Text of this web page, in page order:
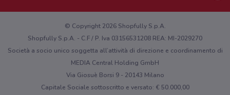
Hai un malfunzionamento sul web o sull'app?
© Copyright 2026 Shopfully S.p.A.
Shopfully S.p.A. - C.F / P. Iva 03156531208 REA: MI-2029270
Società a socio unico soggetta all’attività di direzione e coordinamento di
MEDIA Central Holding GmbH
Via Giosuè Borsi 9 - 20143 Milano
Capitale Sociale sottoscritto e versato: € 50.000,00